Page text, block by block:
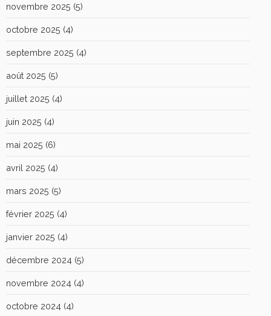
novembre 2025 (5)
octobre 2025 (4)
septembre 2025 (4)
août 2025 (5)
juillet 2025 (4)
juin 2025 (4)
mai 2025 (6)
avril 2025 (4)
mars 2025 (5)
février 2025 (4)
janvier 2025 (4)
décembre 2024 (5)
novembre 2024 (4)
octobre 2024 (4)